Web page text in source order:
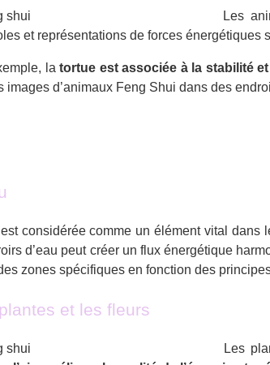
Les
et représentations de forces énergétiques
latortue est associée à la stabilité
images d’animaux Feng Shui dans des
est considérée comme un élément vital
d’eau peut créer un flux énergétique
zones spécifiques en fonction des
et les fleurs
Les